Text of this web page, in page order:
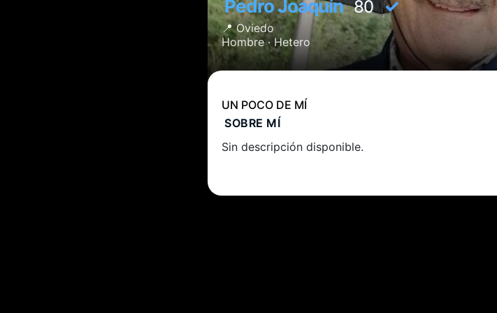
Pedro Joaquín80✓
📍Oviedo
Hombre · Hetero
UN POCO DE MÍ
SOBRE MÍ
Sin descripción disponible.